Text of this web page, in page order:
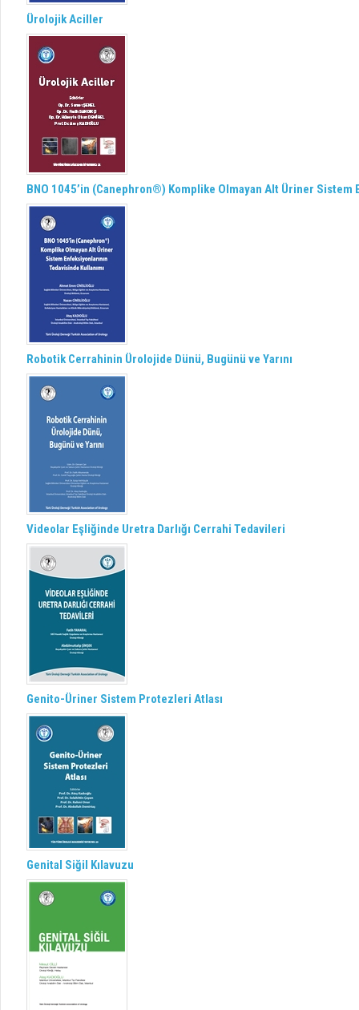
Ürolojik Aciller
BNO 1045’in (Canephron®) Komplike Olmayan Alt Üriner Sistem
Robotik Cerrahinin Ürolojide Dünü, Bugünü ve Yarını
Videolar Eşliğinde Uretra Darlığı Cerrahi Tedavileri
Genito-Üriner Sistem Protezleri Atlası
Genital Siğil Kılavuzu